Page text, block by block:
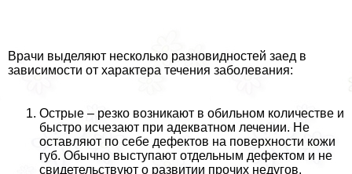
Врачи выделяют несколько разновидностей заед в
зависимости от хаpaктера течения заболевания:
Острые – резко возникают в обильном количестве и
быстро исчезают при адекватном лечении. Не
оставляют по себе дефектов на поверхности кожи
губ. Обычно выступают отдельным дефектом и не
свидетельствуют о развитии прочих недугов.